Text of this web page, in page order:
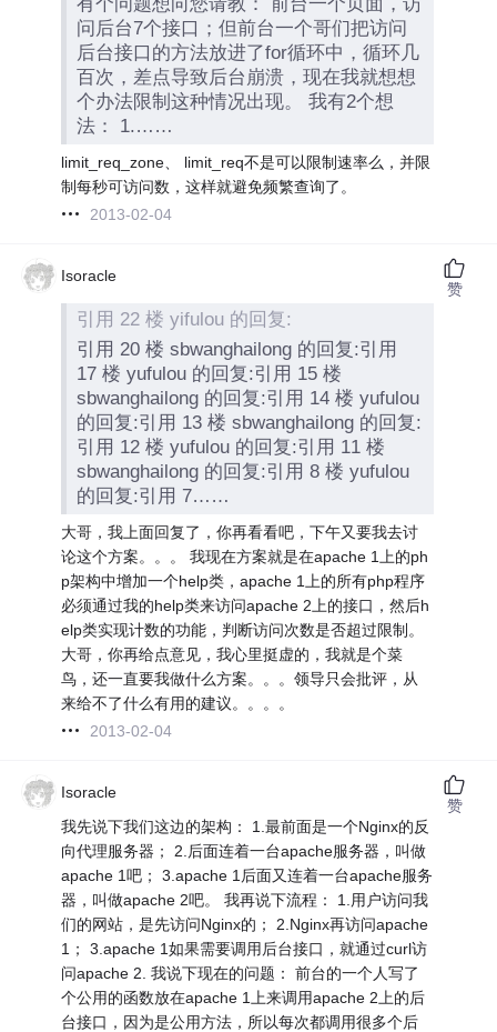
有个问题想向您请教： 前台一个页面，访
问后台7个接口；但前台一个哥们把访问
后台接口的方法放进了for循环中，循环几
百次，差点导致后台崩溃，现在我就想想
个办法限制这种情况出现。 我有2个想
法： 1.……
limit_req_zone、 limit_req不是可以限制速率么，并限
制每秒可访问数，这样就避免频繁查询了。
2013-02-04
Isoracle
引用 22 楼 yifulou 的回复:
引用 20 楼 sbwanghailong 的回复:引用
17 楼 yufulou 的回复:引用 15 楼
sbwanghailong 的回复:引用 14 楼 yufulou
的回复:引用 13 楼 sbwanghailong 的回复:
引用 12 楼 yufulou 的回复:引用 11 楼
sbwanghailong 的回复:引用 8 楼 yufulou
的回复:引用 7……
大哥，我上面回复了，你再看看吧，下午又要我去讨
论这个方案。。。 我现在方案就是在apache 1上的ph
p架构中增加一个help类，apache 1上的所有php程序
必须通过我的help类来访问apache 2上的接口，然后h
elp类实现计数的功能，判断访问次数是否超过限制。
大哥，你再给点意见，我心里挺虚的，我就是个菜
鸟，还一直要我做什么方案。。。领导只会批评，从
来给不了什么有用的建议。。。。
2013-02-04
赞
Isoracle
我先说下我们这边的架构： 1.最前面是一个Nginx的反
向代理服务器； 2.后面连着一台apache服务器，叫做
apache 1吧； 3.apache 1后面又连着一台apache服务
器，叫做apache 2吧。 我再说下流程： 1.用户访问我
们的网站，是先访问Nginx的； 2.Nginx再访问apache
1； 3.apache 1如果需要调用后台接口，就通过curl访
问apache 2. 我说下现在的问题： 前台的一个人写了
个公用的函数放在apache 1上来调用apache 2上的后
台接口，因为是公用方法，所以每次都调用很多个后
赞